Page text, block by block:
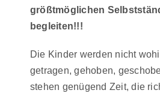
größtmöglichen
begleiten!!!
Die Kinder werden nicht
getragen, gehoben,
stehen genügend Zeit, die